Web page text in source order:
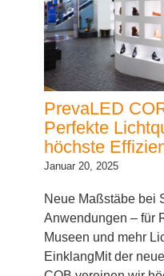
PrevaLED
Perfekte
höchste
Januar 20, 2025
Neue Maßstäbe bei
Anwendungen – für
Museen und mehr
EinklangMit der